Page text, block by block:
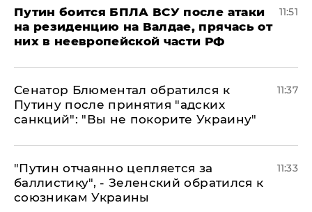
Путин боится БПЛА ВСУ после атаки
на резиденцию на Валдае, прячась от
них в неевропейской части РФ
11:51
Сенатор Блюментал обратился к
Путину после принятия "адских
санкций": "Вы не покорите Украину"
11:37
"Путин отчаянно цепляется за
баллистику", - Зеленский обратился к
союзникам Украины
11:33